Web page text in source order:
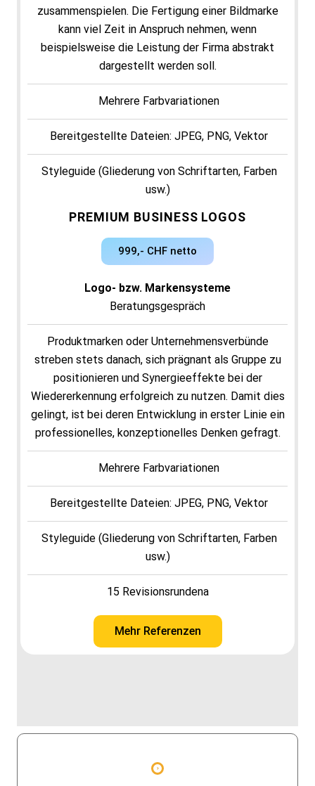
zusammenspielen. Die Fertigung einer Bildmarke
kann viel Zeit in Anspruch nehmen, wenn
beispielsweise die Leistung der Firma abstrakt
dargestellt werden soll.
Mehrere Farbvariationen
Bereitgestellte Dateien: JPEG, PNG, Vektor
Styleguide (Gliederung von Schriftarten, Farben
usw.)
10 Revisionsrunden
Mehr Referenzen
PREMIUM BUSINESS LOGOS
999,- CHF netto
Logo- bzw. Markensysteme
Beratungsgespräch
Produktmarken oder Unternehmensverbünde
streben stets danach, sich prägnant als Gruppe zu
positionieren und Synergieeffekte bei der
Wiedererkennung erfolgreich zu nutzen. Damit dies
gelingt, ist bei deren Entwicklung in erster Linie ein
professionelles, konzeptionelles Denken gefragt.
Mehrere Farbvariationen
Bereitgestellte Dateien: JPEG, PNG, Vektor
Styleguide (Gliederung von Schriftarten, Farben
usw.)
15 Revisionsrundena
Mehr Referenzen